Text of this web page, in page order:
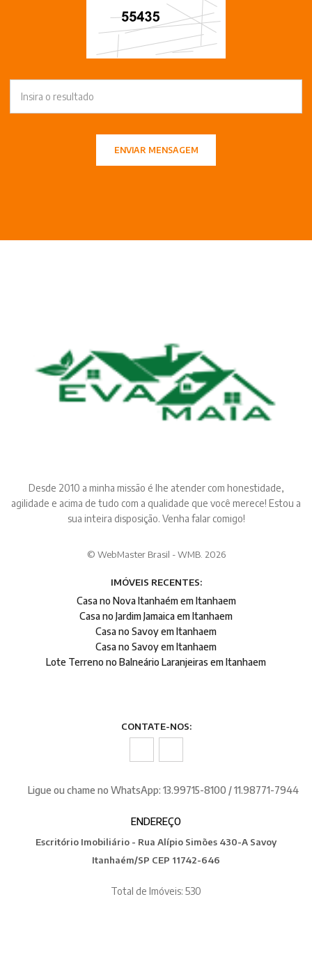
ENVIAR MENSAGEM
Desde 2010 a minha missão é lhe atender com honestidade,
agilidade e acima de tudo com a qualidade que você merece! Estou a
sua inteira disposição. Venha falar comigo!
© WebMaster Brasil - WMB. 2026
IMÓVEIS RECENTES:
Casa no Nova Itanhaém em Itanhaem
Casa no Jardim Jamaica em Itanhaem
Casa no Savoy em Itanhaem
Casa no Savoy em Itanhaem
Lote Terreno no Balneário Laranjeiras em Itanhaem
CONTATE-NOS:
Ligue ou chame no WhatsApp: 13.99715-8100 / 11.98771-7944
ENDEREÇO
Escritório Imobiliário - Rua Alípio Simões 430-A Savoy
Itanhaém/SP CEP 11742-646
Total de Imóveis: 530